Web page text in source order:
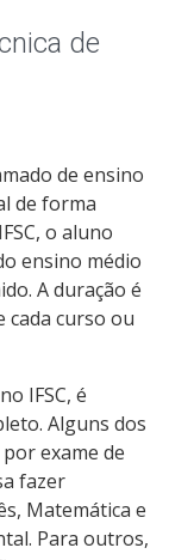
de
de ensino
de forma
o aluno
ensino médio
A duração é
cada curso ou
IFSC, é
Alguns dos
exame de
fazer
Matemática e
Para outros,